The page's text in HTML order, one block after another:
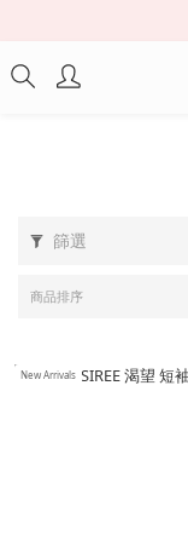
篩選
商品排序
New Arrivals